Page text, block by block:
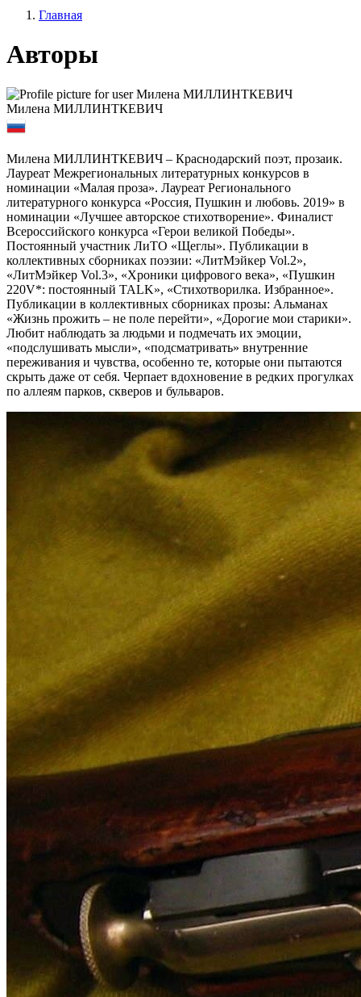
Главная
Авторы
Милена МИЛЛИНТКЕВИЧ
Милена МИЛЛИНТКЕВИЧ – Краснодарский поэт, прозаик.
Лауреат Межрегиональных литературных конкурсов в
номинации «Малая проза». Лауреат Регионального
литературного конкурса «Россия, Пушкин и любовь. 2019» в
номинации «Лучшее авторское стихотворение». Финалист
Всероссийского конкурса «Герои великой Победы».
Постоянный участник ЛиТО «Щеглы». Публикации в
коллективных сборниках поэзии: «ЛитМэйкер Vol.2»,
«ЛитМэйкер Vol.3», «Хроники цифрового века», «Пушкин
220V*: постоянный TALK», «Стихотворилка. Избранное».
Публикации в коллективных сборниках прозы: Альманах
«Жизнь прожить – не поле перейти», «Дорогие мои старики».
Любит наблюдать за людьми и подмечать их эмоции,
«подслушивать мысли», «подсматривать» внутренние
переживания и чувства, особенно те, которые они пытаются
скрыть даже от себя. Черпает вдохновение в редких прогулках
по аллеям парков, скверов и бульваров.